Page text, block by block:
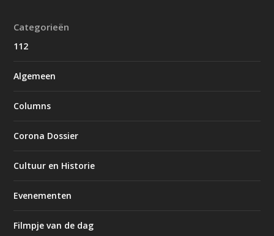
Categorieën
112
Algemeen
Columns
Corona Dossier
Cultuur en Historie
Evenementen
Filmpje van de dag